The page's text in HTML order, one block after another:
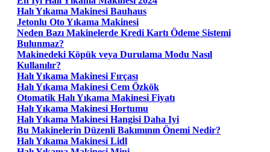
Halı Yıkama Makinesi Bauhaus
Jetonlu Oto Yıkama Makinesi
Neden Bazı Makinelerde Kredi Kartı Ödeme Sistemi
Bulunmaz?
Makinedeki Köpük veya Durulama Modu Nasıl
Kullanılır?
Halı Yıkama Makinesi Fırçası
Halı Yıkama Makinesi Cem Özkök
Otomatik Halı Yıkama Makinesi Fiyatı
Halı Yıkama Makinesi Hortumu
Halı Yıkama Makinesi Hangisi Daha Iyi
Bu Makinelerin Düzenli Bakımının Önemi Nedir?
Halı Yıkama Makinesi Lidl